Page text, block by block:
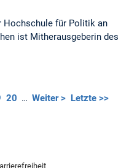
Hochschule für Politik an
ist Mitherausgeberin des
20 … Weiter > Letzte >>